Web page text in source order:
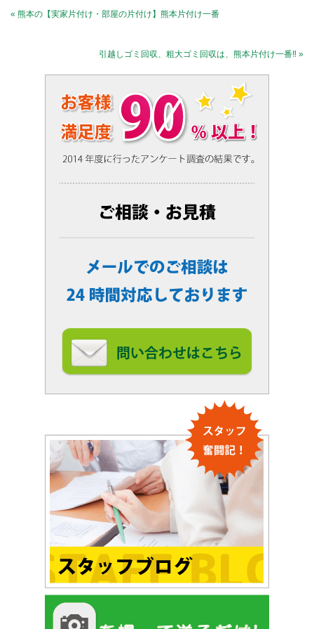
« 熊本の【実家片付け・部屋の片付け】熊本片付け一番
引越しゴミ回収、粗大ゴミ回収は、熊本片付け一番‼︎ »